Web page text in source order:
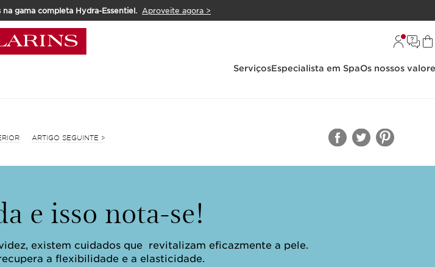
na gama completa Hydra-Essentiel. Aproveite agora >
ServiçosEspecialista em SpaOs nossos
ARTIGO SEGUINTE >
e isso nota-se!
existem cuidados que revitalizam eficazmente a pele.
a flexibilidade e a elasticidade.